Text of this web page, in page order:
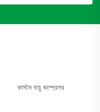
কাস্টম বায়ু কম্প্রেসর